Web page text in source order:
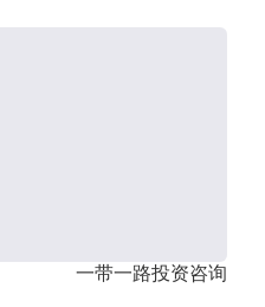
一带一路投资咨询